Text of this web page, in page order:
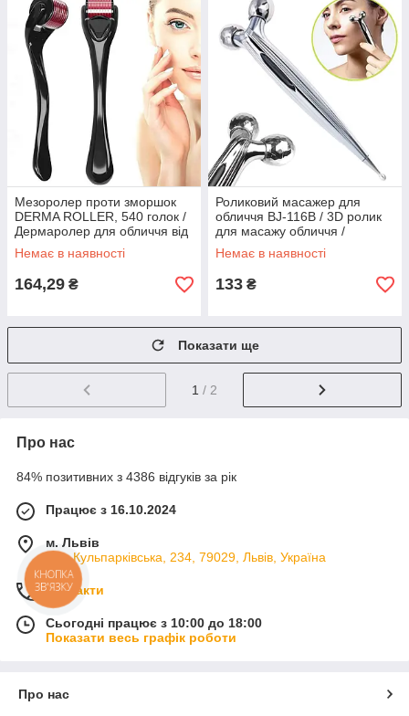
Мезоролер проти зморшок
DERMA ROLLER, 540 голок /
Дермаролер для обличчя від
зморшок
Немає в наявності
164,29 ₴
Роликовий масажер для
обличчя BJ-116B / 3D ролик
для масажу обличчя /
Універсальний масажер для
обличчя та тіла
Немає в наявності
133 ₴
Показати ще
1 / 2
Про нас
84% позитивних з 4386 відгуків за рік
Працює з 16.10.2024
м. Львів
вул. Кульпарківська, 234, 79029, Львів, Україна
Контакти
Сьогодні працює з 10:00 до 18:00
Показати весь графік роботи
Про нас
КНОПКА
ЗВ'ЯЗКУ